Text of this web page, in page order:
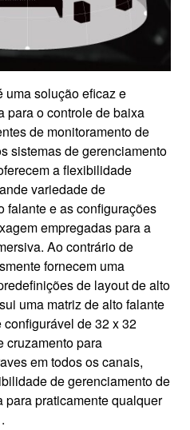
uma solução eficaz e
para o controle de baixa
de monitoramento de
sistemas de gerenciamento
a flexibilidade
variedade de
falante e as configurações
empregadas para a
Ao contrário de
fornecem uma
de layout de alto
uma matriz de alto falante
de 32 x 32
cruzamento para
em todos os canais,
de gerenciamento de
para praticamente qualquer